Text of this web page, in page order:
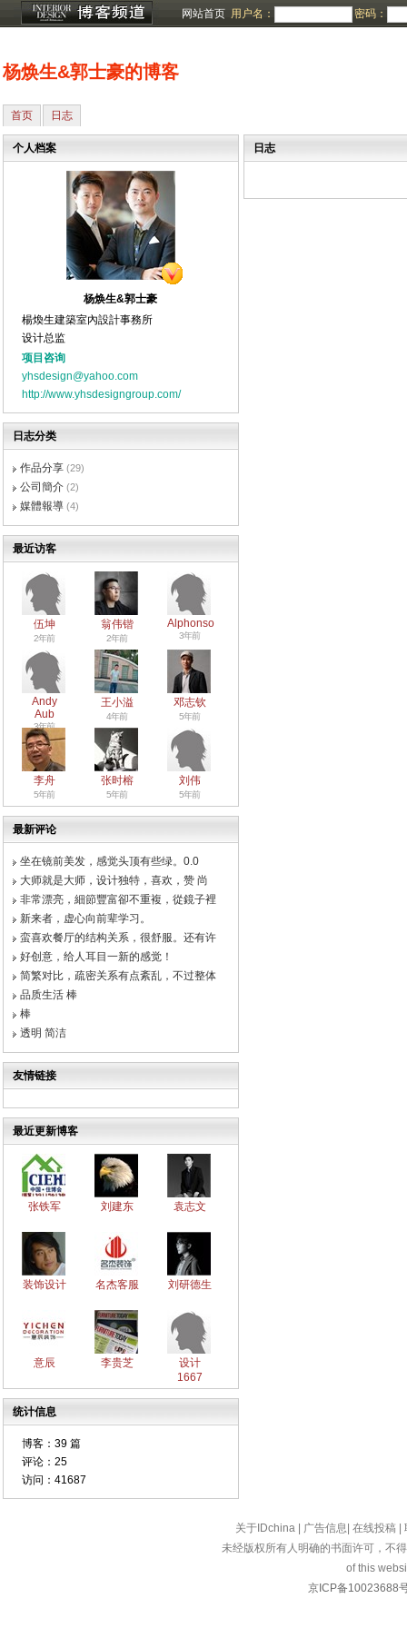
网站首页 用户名： 密码：
杨焕生&郭士豪的博客
首页 日志
个人档案
杨焕生&郭士豪
楊煥生建築室內設計事務所
设计总监
项目咨询
yhsdesign@yahoo.com
http://www.yhsdesigngroup.com/
日志分类
作品分享 (29)
公司簡介 (2)
媒體報導 (4)
最近访客
伍坤
2年前
翁伟锴
2年前
Alphonso
3年前
Andy
Aub
3年前
王小溢
4年前
邓志钦
5年前
李舟
5年前
张时榕
5年前
刘伟
5年前
最新评论
坐在镜前美发，感觉头顶有些绿。0.0
大师就是大师，设计独特，喜欢，赞 尚
非常漂亮，細節豐富卻不重複，從鏡子裡
新来者，虚心向前辈学习。
蛮喜欢餐厅的结构关系，很舒服。还有许
好创意，给人耳目一新的感觉！
简繁对比，疏密关系有点紊乱，不过整体
品质生活 棒
棒
透明 简洁
友情链接
最近更新博客
张铁军 刘建东 袁志文
装饰设计 名杰客服 刘研德生
意辰 李贵芝
设计
1667
统计信息
博客： 39 篇
评论： 25
访问： 41687
日志
关于IDchina 广告信息 在线投稿
未经版权所有人明确的书面许可，不
of this
京ICP备10023688